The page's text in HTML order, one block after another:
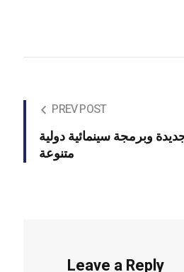
PREV POST
جديدة وبرمجة سينمائية دولية
متنوعة
Leave a Reply